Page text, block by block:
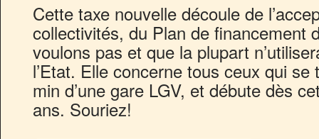
Cette taxe nouvelle découle de
collectivités, du Plan de financement
voulons pas et que la plupart
l’Etat. Elle concerne tous ceux qui
min d’une gare LGV, et débute dès
ans. Souriez!